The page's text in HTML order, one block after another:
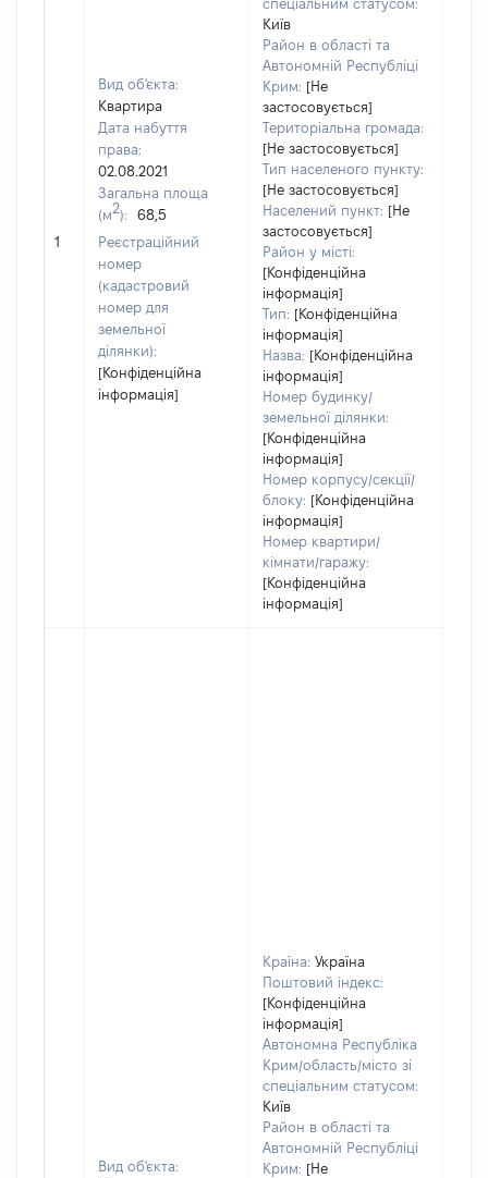
1
Вид об'єкта:
Квартира
Дата набуття
права:
02.08.2021
Загальна площа
(м2):
68,5
Реєстраційний
номер
(кадастровий
номер для
земельної
ділянки):
[Конфіденційна
інформація]
спеціальним статусом:
Київ
Район в області та
Автономній Республіці
Крим: [Не
застосовується]
Територіальна громада:
[Не застосовується]
Тип населеного пункту:
[Не застосовується]
Населений пункт: [Не
застосовується]
Район у місті:
[Конфіденційна
інформація]
Тип: [Конфіденційна
інформація]
Назва: [Конфіденційна
інформація]
Номер будинку/
земельної ділянки:
[Конфіденційна
інформація]
Номер корпусу/секції/
блоку: [Конфіденційна
інформація]
Номер квартири/
кімнати/гаражу:
[Конфіденційна
інформація]
Вид об'єкта:
Країна: Україна
Поштовий індекс:
[Конфіденційна
інформація]
Автономна Республіка
Крим/область/місто зі
спеціальним статусом:
Київ
Район в області та
Автономній Республіці
Крим: [Не